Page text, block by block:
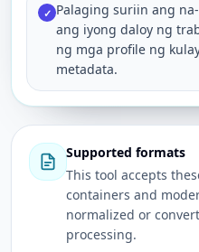
✓ Palaging suriin ang
ang iyong daloy ng
ng mga profile ng
metadata.
Supported formats
This tool accepts
containers and
normalized or
processing.